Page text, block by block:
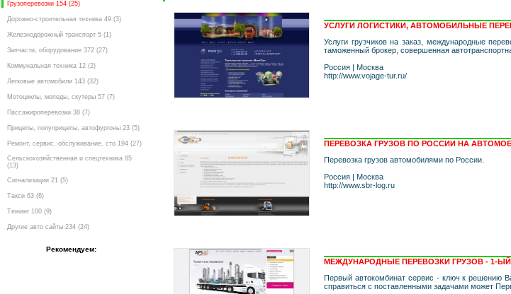
Грузоперевозки 154 (25)
Дорожно-строительная техника 49 (3)
Железнодорожный транспорт 5 (1)
Запчасти, оборудование 372 (27)
Коммунальная техника 12 (2)
Легковые автомобили 143 (32)
Мотоциклы, мопеды, скутеры 57 (7)
Пассажироперевозки 38 (7)
Прицепы, полуприцепы, автофургоны 23 (5)
Ремонт, сервис, обслуживание, сто 194 (27)
Сельскохозяйственная и спецтехника 85
(13)
Сигнализации 21 (5)
Такси 63 (6)
Тюнинг 100 (9)
Другие авто сайты 234 (24)
Рекомендуем:
УСЛУГИ ЛОГИСТИКИ, АВТОМОБИЛЬНЫЕ
Услуги грузчиков на заказ, международные
таможенный брокер, совершенная
Россия | Москва
http://www.vojage-tur.ru/
ПЕРЕВОЗКА ГРУЗОВ ПО РОССИИ НА
Перевозка грузов автомобилями по России.
Россия | Москва
http://www.sbr-log.ru
МЕЖДУНАРОДНЫЕ ПЕРЕВОЗКИ ГРУЗОВ - 1-
Первый автокомбинат сервис - ключ к решению
справиться с поставленными задачами может